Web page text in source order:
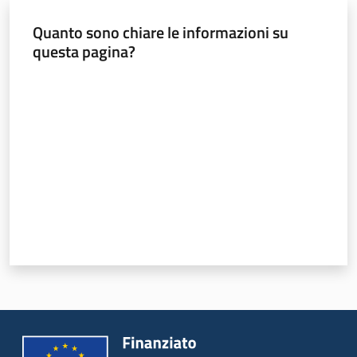
Piani
Programmi
Novità
Quanto sono chiare le informazioni su
questa pagina?